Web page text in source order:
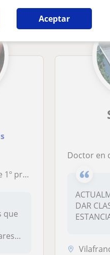
Aceptar
que
Doctor en
DAR
Vilafranca del